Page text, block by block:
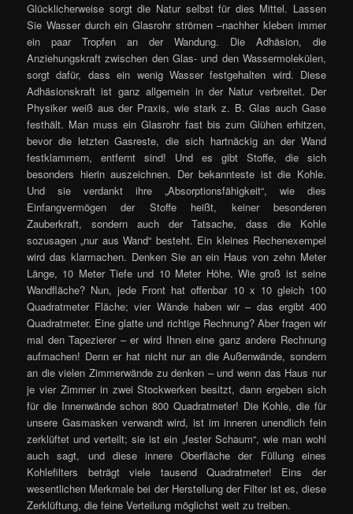
Glücklicherweise sorgt die Natur selbst für dies Mittel. Lassen
Sie Wasser durch ein Glasrohr strömen –nachher kleben immer
ein paar Tropfen an der Wandung. Die Adhäsion, die
Anziehungskraft zwischen den Glas- und den Wassermolekülen,
sorgt dafür, dass ein wenig Wasser festgehalten wird. Diese
Adhäsionskraft ist ganz allgemein in der Natur verbreitet. Der
Physiker weiß aus der Praxis, wie stark z. B. Glas auch Gase
festhält. Man muss ein Glasrohr fast bis zum Glühen erhitzen,
bevor die letzten Gasreste, die sich hartnäckig an der Wand
festklammern, entfernt sind! Und es gibt Stoffe, die sich
besonders hierin auszeichnen. Der bekannteste ist die Kohle.
Und sie verdankt ihre „Absorptionsfähigkeit“, wie dies
Einfangvermögen der Stoffe heißt, keiner besonderen
Zauberkraft, sondern auch der Tatsache, dass die Kohle
sozusagen „nur aus Wand“ besteht. Ein kleines Rechenexempel
wird das klarmachen. Denken Sie an ein Haus von zehn Meter
Länge, 10 Meter Tiefe und 10 Meter Höhe. Wie groß ist seine
Wandfläche? Nun, jede Front hat offenbar 10 x 10 gleich 100
Quadratmeter Fläche; vier Wände haben wir – das ergibt 400
Quadratmeter. Eine glatte und richtige Rechnung? Aber fragen wir
mal den Tapezierer – er wird Ihnen eine ganz andere Rechnung
aufmachen! Denn er hat nicht nur an die Außenwände, sondern
an die vielen Zimmerwände zu denken – und wenn das Haus nur
je vier Zimmer in zwei Stockwerken besitzt, dann ergeben sich
für die Innenwände schon 800 Quadratmeter! Die Kohle, die für
unsere Gasmasken verwandt wird, ist im inneren unendlich fein
zerklüftet und verteilt; sie ist ein „fester Schaum“, wie man wohl
auch sagt, und diese innere Oberfläche der Füllung eines
Kohlefilters beträgt viele tausend Quadratmeter! Eins der
wesentlichen Merkmale bei der Herstellung der Filter ist es, diese
Zerklüftung, die feine Verteilung möglichst weit zu treiben.